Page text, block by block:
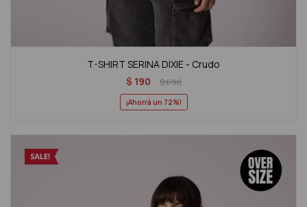
T-SHIRT SERINA DIXIE - Crudo
$ 190 $690
72